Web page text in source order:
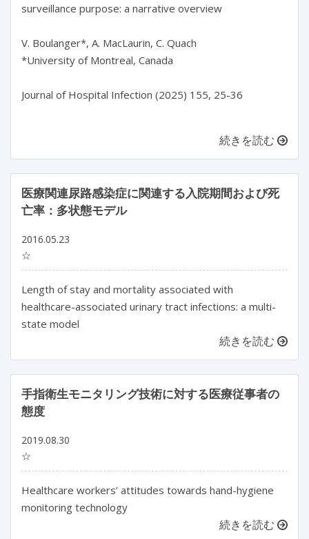
surveillance purpose: a narrative overview
V. Boulanger*, A. MacLaurin, C. Quach
*University of Montreal, Canada
Journal of Hospital Infection (2025) 155, 25-36
続きを読む
医療関連尿路感染症に関連する入院期間および死
亡率：多状態モデル
2016.05.23
☆
Length of stay and mortality associated with
healthcare-associated urinary tract infections: a multi-
state model
続きを読む
手指衛生モニタリング技術に対する医療従事者の
態度
2019.08.30
☆
Healthcare workers’ attitudes towards hand-hygiene
monitoring technology
続きを読む